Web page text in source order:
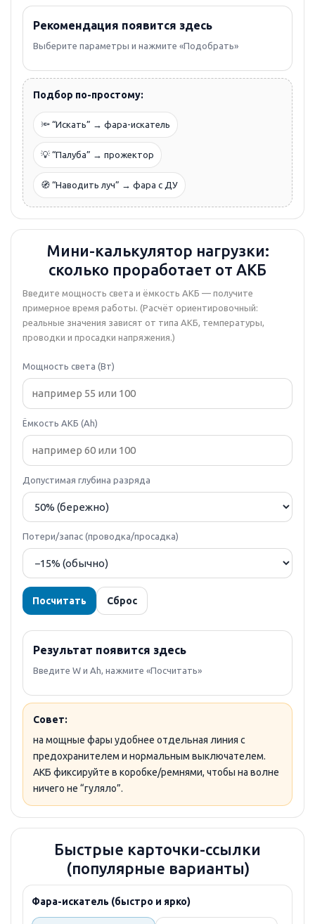
Рекомендация появится здесь
Выберите параметры и нажмите «Подобрать»
Подбор по-простому:
🔦 “Искать” → фара-искатель
💡 “Палуба” → прожектор
🧭 “Наводить луч” → фара с ДУ
Мини-калькулятор нагрузки:
сколько проработает от АКБ
Введите мощность света и ёмкость АКБ — получите
примерное время работы. (Расчёт ориентировочный:
реальные значения зависят от типа АКБ, температуры,
проводки и просадки напряжения.)
Мощность света (Вт)
Ёмкость АКБ (Ah)
Допустимая глубина разряда
Потери/запас (проводка/просадка)
Посчитать Сброс
Результат появится здесь
Введите W и Ah, нажмите «Посчитать»
Совет:
на мощные фары удобнее отдельная линия с
предохранителем и нормальным выключателем.
АКБ фиксируйте в коробке/ремнями, чтобы на волне
ничего не “гуляло”.
Быстрые карточки-ссылки
(популярные варианты)
Фара-искатель (быстро и ярко)